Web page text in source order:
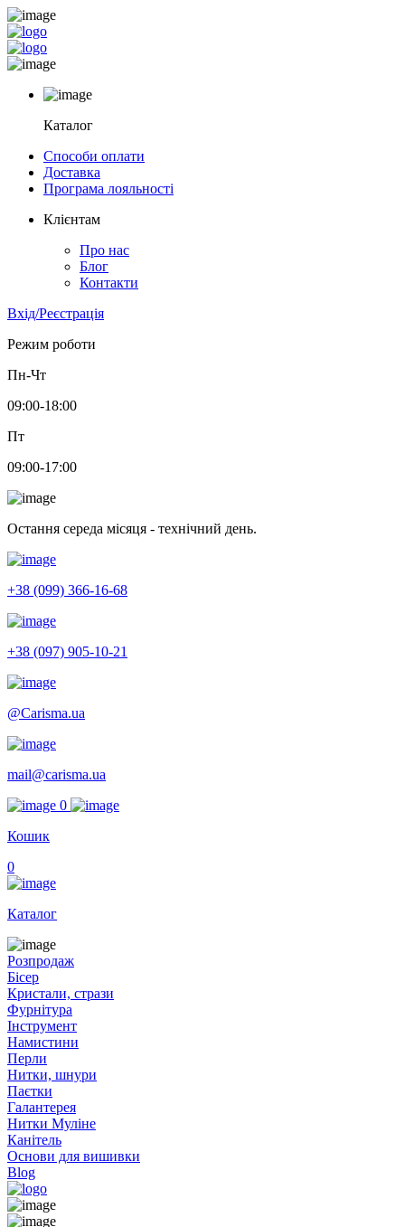
Каталог
Способи оплати
Доставка
Програма лояльності
Клієнтам
Про нас
Блог
Контакти
Вхід/Реєстрація
Режим роботи
Пн-Чт
09:00-18:00
Пт
09:00-17:00
Остання середа місяця - технічний день.
+38 (099) 366-16-68
+38 (097) 905-10-21
@Carisma.ua
mail@carisma.ua
0
Кошик
0
Каталог
Розпродаж
Бісер
Кристали, стрази
Фурнітура
Інструмент
Намистини
Перли
Нитки, шнури
Паєтки
Галантерея
Нитки Муліне
Канітель
Основи для вишивки
Blog